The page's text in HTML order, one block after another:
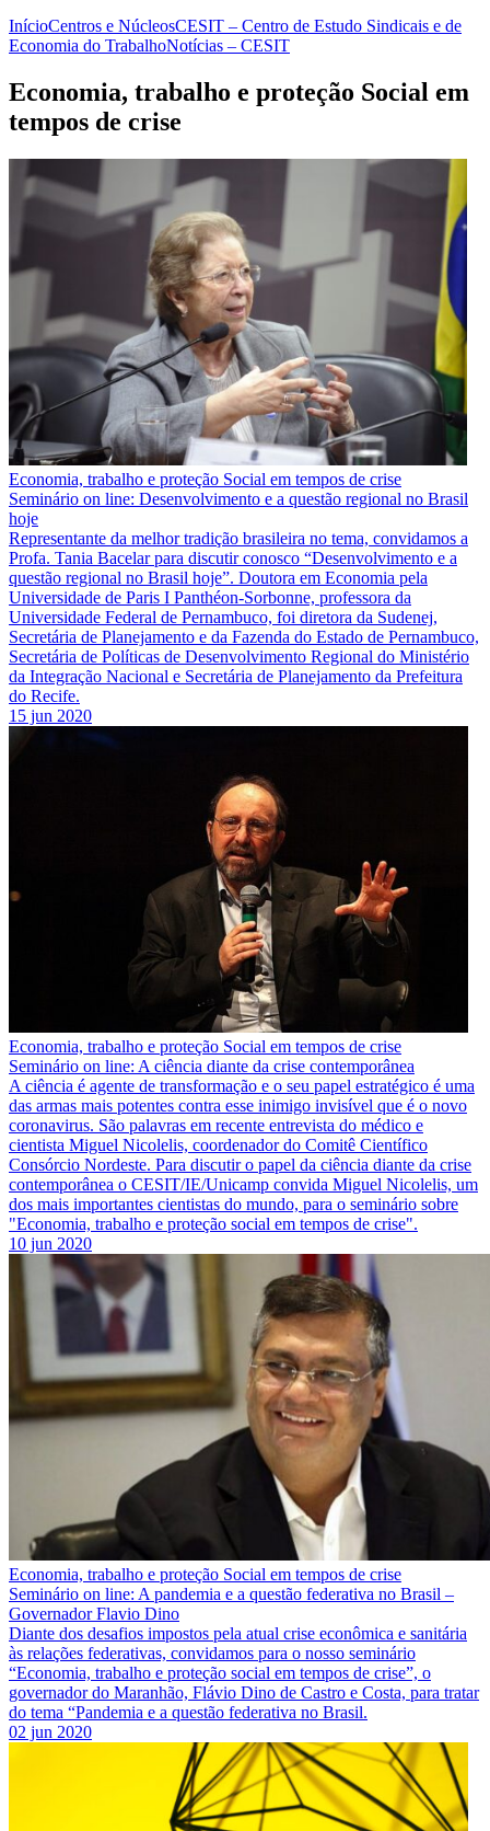
InícioCentros e NúcleosCESIT – Centro de Estudo Sindicais e de
Economia do TrabalhoNotícias – CESIT
Economia, trabalho e proteção Social em
tempos de crise
Economia, trabalho e proteção Social em tempos de crise
Seminário on line: Desenvolvimento e a questão regional no Brasil
hoje
Representante da melhor tradição brasileira no tema, convidamos a
Profa. Tania Bacelar para discutir conosco “Desenvolvimento e a
questão regional no Brasil hoje”. Doutora em Economia pela
Universidade de Paris I Panthéon-Sorbonne, professora da
Universidade Federal de Pernambuco, foi diretora da Sudenej,
Secretária de Planejamento e da Fazenda do Estado de Pernambuco,
Secretária de Políticas de Desenvolvimento Regional do Ministério
da Integração Nacional e Secretária de Planejamento da Prefeitura
do Recife.
15 jun 2020
Economia, trabalho e proteção Social em tempos de crise
Seminário on line: A ciência diante da crise contemporânea
A ciência é agente de transformação e o seu papel estratégico é uma
das armas mais potentes contra esse inimigo invisível que é o novo
coronavirus. São palavras em recente entrevista do médico e
cientista Miguel Nicolelis, coordenador do Comitê Científico
Consórcio Nordeste. Para discutir o papel da ciência diante da crise
contemporânea o CESIT/IE/Unicamp convida Miguel Nicolelis, um
dos mais importantes cientistas do mundo, para o seminário sobre
"Economia, trabalho e proteção social em tempos de crise".
10 jun 2020
Economia, trabalho e proteção Social em tempos de crise
Seminário on line: A pandemia e a questão federativa no Brasil –
Governador Flavio Dino
Diante dos desafios impostos pela atual crise econômica e sanitária
às relações federativas, convidamos para o nosso seminário
“Economia, trabalho e proteção social em tempos de crise”, o
governador do Maranhão, Flávio Dino de Castro e Costa, para tratar
do tema “Pandemia e a questão federativa no Brasil.
02 jun 2020